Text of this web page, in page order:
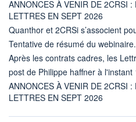
ANNONCES À VENIR DE 2CRSI
LETTRES EN SEPT 2026
Quanthor et 2CRSi s’associent
Tentative de résumé du
Après les contrats cadres, les
post de Philippe haffner à
ANNONCES À VENIR DE 2CRSI
LETTRES EN SEPT 2026